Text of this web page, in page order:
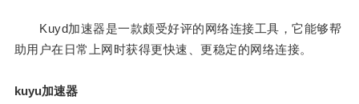
Kuyd加速器是一款颇受好评的网络连接工具，它能够帮
助用户在日常上网时获得更快速、更稳定的网络连接。
kuyu加速器